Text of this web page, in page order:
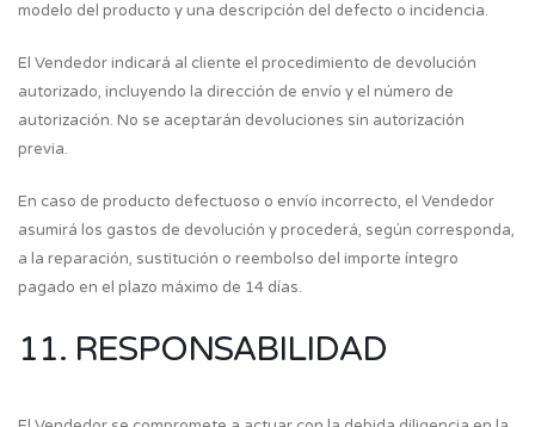
modelo del producto y una descripción del defecto o incidencia.
El Vendedor indicará al cliente el procedimiento de devolución
autorizado, incluyendo la dirección de envío y el número de
autorización. No se aceptarán devoluciones sin autorización
previa.
En caso de producto defectuoso o envío incorrecto, el Vendedor
asumirá los gastos de devolución y procederá, según corresponda,
a la reparación, sustitución o reembolso del importe íntegro
pagado en el plazo máximo de 14 días.
11. RESPONSABILIDAD